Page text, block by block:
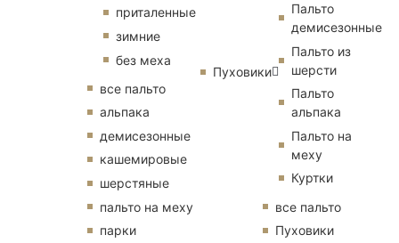
приталенные
зимние
без меха
все пальто
альпака
демисезонные
кашемировые
шерстяные
пальто на меху
парки
Пуховики
Пальто
демисезонные
Пальто из
шерсти
Пальто
альпака
Пальто на
меху
Куртки
все пальто
Пуховики